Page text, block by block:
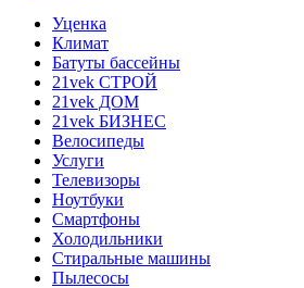
Уценка
Климат
Батуты бассейны
21vek СТРОЙ
21vek ДОМ
21vek БИЗНЕС
Велосипеды
Услуги
Телевизоры
Ноутбуки
Смартфоны
Холодильники
Стиральные машины
Пылесосы